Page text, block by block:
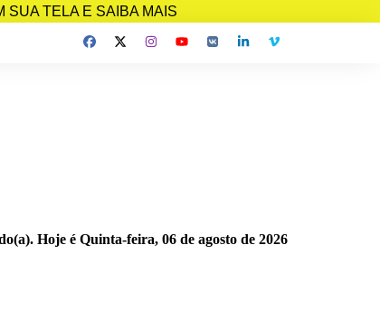
SUA TELA E SAIBA MAIS
Hoje é Quinta-feira, 06 de agosto de 2026